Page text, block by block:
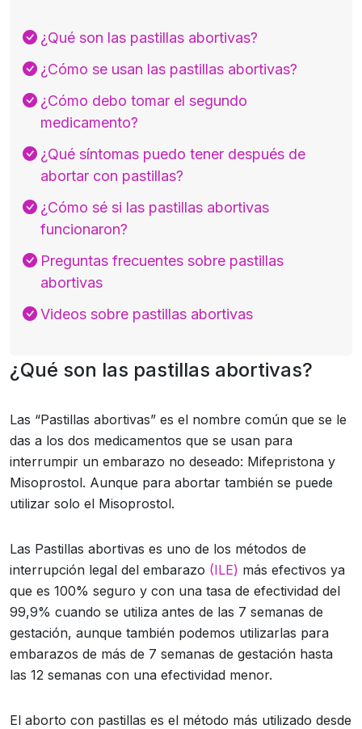
¿Qué son las pastillas abortivas?
¿Cómo se usan las pastillas abortivas?
¿Cómo debo tomar el segundo
medicamento?
¿Qué síntomas puedo tener después de
abortar con pastillas?
¿Cómo sé si las pastillas abortivas
funcionaron?
Preguntas frecuentes sobre pastillas
abortivas
Videos sobre pastillas abortivas
¿Qué son las pastillas abortivas?
Las “Pastillas abortivas” es el nombre común que se le
das a los dos medicamentos que se usan para
interrumpir un embarazo no deseado: Mifepristona y
Misoprostol. Aunque para abortar también se puede
utilizar solo el Misoprostol.
Las Pastillas abortivas es uno de los métodos de
interrupción legal del embarazo (ILE) más efectivos ya
que es 100% seguro y con una tasa de efectividad del
99,9% cuando se utiliza antes de las 7 semanas de
gestación, aunque también podemos utilizarlas para
embarazos de más de 7 semanas de gestación hasta
las 12 semanas con una efectividad menor.
El aborto con pastillas es el método más utilizado desde